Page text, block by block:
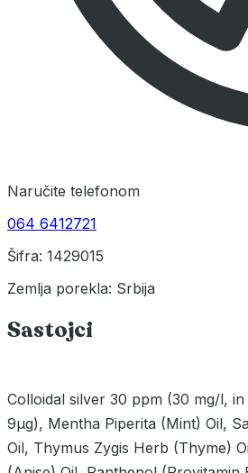
Naručite telefonom
064 6412721
Šifra: 1429015
Zemlja porekla: Srbija
Sastojci
Colloidal silver 30 ppm (30 mg/l,
9µg), Mentha Piperita (Mint) Oil,
Oil, Thymus Zygis Herb (Thyme)